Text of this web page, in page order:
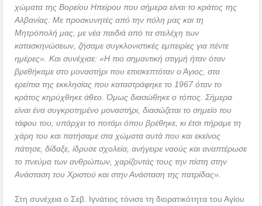
χώματα της Βορείου Ηπείρου που σήμερα είναι το κράτος της
Αλβανίας. Με προσκυνητές από την πόλη μας και τη
Μητρόπολή μας, με νέα παιδιά από τα στελέχη των
κατασκηνώσεων, ζήσαμε συγκλονιστικές εμπειρίες για πέντε
ημέρες». Και συνέχισε: «Η πιο σημαντική στιγμή ήταν όταν
βρεθήκαμε στο μοναστήρι που επισκεπτόταν ο Άγιος, στα
ερείπια της εκκλησίας που καταστράφηκε το 1967 όταν το
κράτος κηρύχθηκε άθεο. Όμως διασώθηκε ο τόπος. Σήμερα
είναι ένα συγκροτημένο μοναστήρι, διασώζεται το σημείο του
τάφου του, υπάρχει το ποτάμι όπου βρέθηκε, κι έτσι πήραμε τη
χάρη του και πατήσαμε στα χώματα αυτά που και εκείνος
πάτησε, δίδαξε, ίδρυσε σχολεία, ανήγειρε ναούς και αναπτέρωσε
το πνεύμα των ανθρώπων, χαρίζοντάς τους την πίστη στην
Ανάσταση του Χριστού και στην Ανάσταση της πατρίδας».
Στη συνέχεια ο Σεβ. Ιγνάτιος τόνισε τη διορατικότητα του Αγίου